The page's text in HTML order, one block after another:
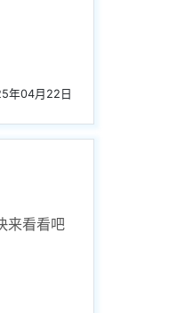
年04月22日
来看看吧